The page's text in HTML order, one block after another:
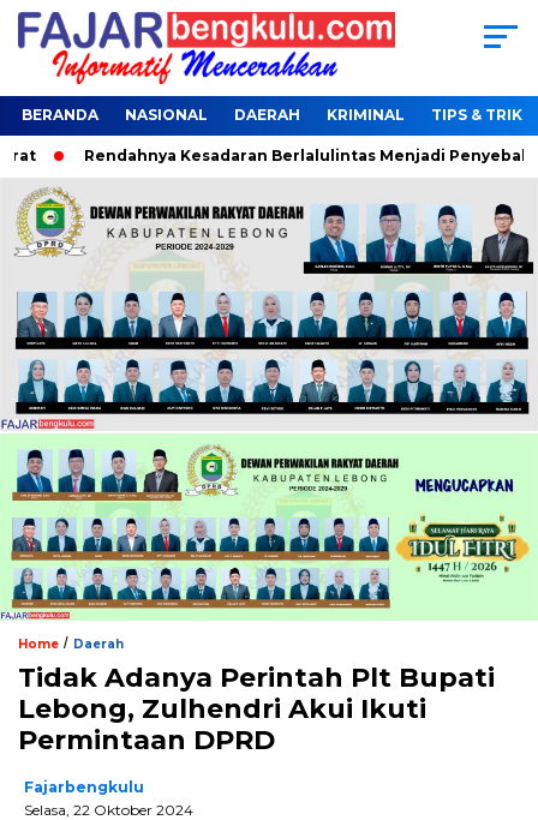
BERANDA NASIONAL DAERAH KRIMINAL TIPS & TRIK
Rendahnya Kesadaran Berlalulintas Menjadi Penyebab
Home / Daerah
Tidak Adanya Perintah Plt Bupati
Lebong, Zulhendri Akui Ikuti
Permintaan DPRD
Fajarbengkulu
Selasa, 22 Oktober 2024